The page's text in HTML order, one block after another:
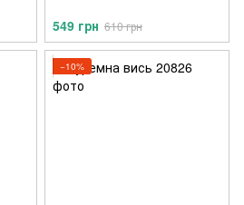
549 грн 610 грн
−10%